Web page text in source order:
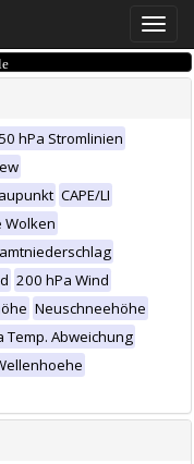
Toggle
hPa Stromlinien
CAPE/LI
Wolken
200 hPa Wind
Neuschneehöhe
Temp. Abweichung